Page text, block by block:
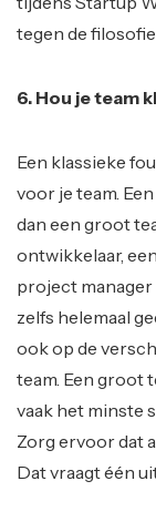
tegen de
6. Hou je team
Een klassieke
voor je team.
dan een groot
ontwikkelaar,
project manager
zelfs helemaal
ook op de
team. Een groot
vaak het minste
Zorg ervoor dat
Dat vraagt één